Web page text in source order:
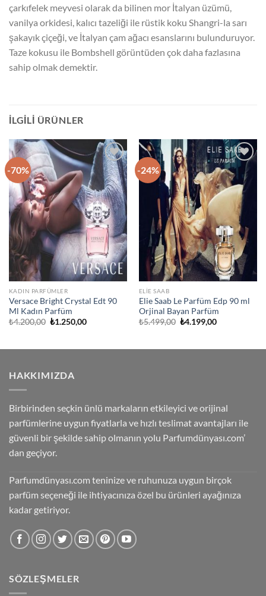
çarkıfelek meyvesi olarak da bilinen mor İtalyan üzümü,
vanilya orkidesi, kalıcı tazeliği ile rüstik koku Shangri-la sarı
şakayık çiçeği, ve İtalyan çam ağacı esanslarını bulunduruyor.
Taze kokusu ile Bombshell görüntüden çok daha fazlasına
sahip olmak demektir.
İLGILI ÜRÜNLER
-70%
İstek
Listeme
Ekle
KADIN PARFÜMLER
Versace Bright Crystal Edt 90
Ml Kadın Parfüm
₺4.200,00 Orijinal
₺1.250,00Şu
-24%
İstek
Listeme
Ekle
ELIE SAAB
Elie Saab Le Parfüm Edp 90 ml
Orjinal Bayan Parfüm
₺5.499,00 Orijinal
₺4.199,00Şu
HAKKIMIZDA
Birbirinden seçkin ünlü markaların etkileyici ve orijinal
parfümlerine uygun fiyatlarla ve hızlı teslimat avantajları ile
güvenli bir şekilde sahip olmanın yolu Parfumdünyası.com’
dan geçiyor.
Parfumdünyası.com teninize ve ruhunuza uygun birçok
parfüm seçeneği ile ihtiyacınıza özel bu ürünleri ayağınıza
kadar getiriyor.
SÖZLEŞMELER